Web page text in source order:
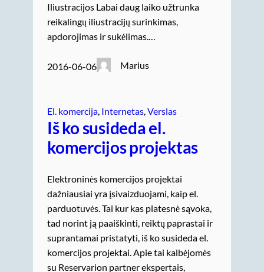
Iliustracijos Labai daug laiko užtrunka
reikalingų iliustracijų surinkimas,
apdorojimas ir sukėlimas.…
2016-06-06 Marius
El. komercija Internetas Verslas
Iš ko susideda el.
komercijos projektas
Elektroninės komercijos projektai
dažniausiai yra įsivaizduojami, kaip el.
parduotuvės. Tai kur kas platesnė sąvoka,
tad norint ją paaiškinti, reiktų paprastai ir
suprantamai pristatyti, iš ko susideda el.
komercijos projektai. Apie tai kalbėjomės
su Reservarion partner ekspertais,